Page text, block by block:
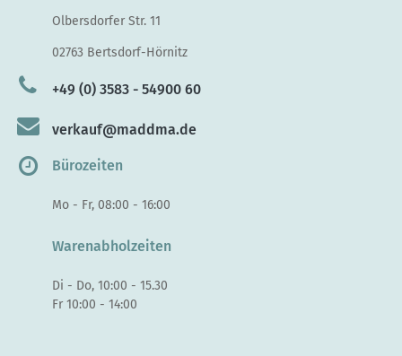
Olbersdorfer Str. 11
02763 Bertsdorf-Hörnitz
+49 (0) 3583 - 54900 60
verkauf@maddma.de
Bürozeiten
Mo - Fr, 08:00 - 16:00
Warenabholzeiten
Di - Do, 10:00 - 15.30
Fr 10:00 - 14:00